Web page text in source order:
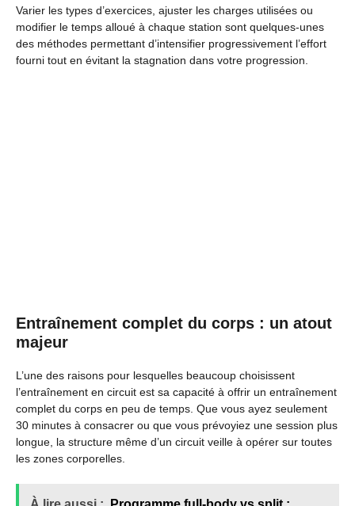
Varier les types d’exercices, ajuster les charges utilisées ou
modifier le temps alloué à chaque station sont quelques-unes
des méthodes permettant d’intensifier progressivement l’effort
fourni tout en évitant la stagnation dans votre progression.
Entraînement complet du corps : un atout
majeur
L’une des raisons pour lesquelles beaucoup choisissent
l’entraînement en circuit est sa capacité à offrir un entraînement
complet du corps en peu de temps. Que vous ayez seulement
30 minutes à consacrer ou que vous prévoyiez une session plus
longue, la structure même d’un circuit veille à opérer sur toutes
les zones corporelles.